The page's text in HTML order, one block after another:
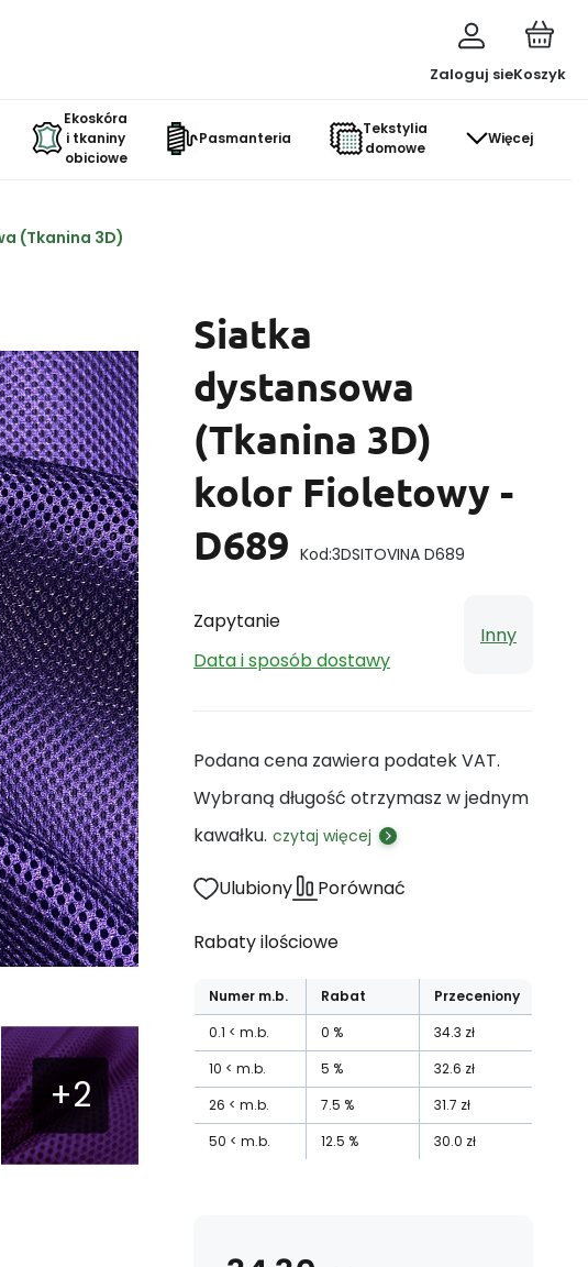
Zaloguj sieKoszyk
Ekoskóra
i tkaniny
obiciowe
Pasmanteria
Tekstylia
domowe
Więcej
(Tkanina 3D)
Siatka
dystansowa
(Tkanina 3D)
kolor Fioletowy -
D689 Kod:3DSITOVINA D689
Zapytanie
Data i sposób dostawy
Inny
Podana cena zawiera podatek VAT.
Wybraną długość otrzymasz w jednym
kawałku. czytaj więcej
Ulubiony Porównać
Rabaty ilościowe
Numer m.b. Rabat
Przeceniony
0.1
m.b. 0 % 34.3 zł
10
m.b. 5 % 32.6 zł
26
m.b. 7.5 % 31.7 zł
50
m.b. 12.5 % 30.0 zł